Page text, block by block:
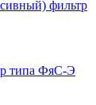
фильтр
типа ФяС-Э